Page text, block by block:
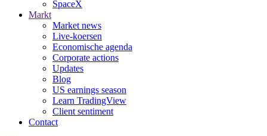
SpaceX
Markt
Market news
Live-koersen
Economische agenda
Corporate actions
Updates
Blog
US earnings season
Learn TradingView
Client sentiment
Contact